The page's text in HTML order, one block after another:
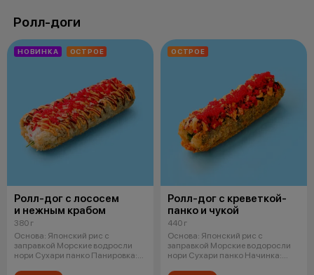
Ролл-доги
НОВИНКА ОСТРОЕ
Ролл-дог с лососем
и нежным крабом
380 г
Основа: Японский рис с
заправкой Морские водросли
нори Сухари панко Панировка:
ОСТРОЕ
Ролл-дог с креветкой-
панко и чукой
440 г
Основа: Японский рис с
заправкой Морские водоросли
нори Сухари панко Начинка: